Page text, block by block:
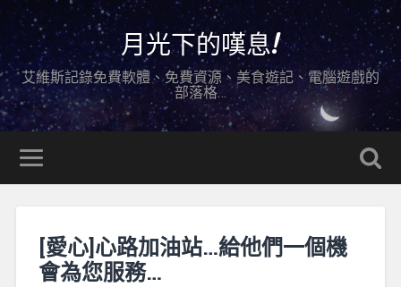
月光下的嘆息!
艾維斯記錄免費軟體、免費資源、美食遊記、電腦遊戲的
部落格…
[愛心]心路加油站…給他們一個機
會為您服務…